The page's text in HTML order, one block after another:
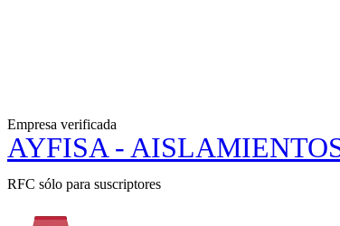
Empresa verificada
AYFISA -
RFC sólo para suscriptores